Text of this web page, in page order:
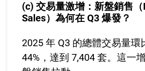
(c) 交易量激增：新盤銷售
Sales）為何在 Q3 爆發？
2025 年 Q3 的總體交易量環
44%，達到 7,404 套。這一